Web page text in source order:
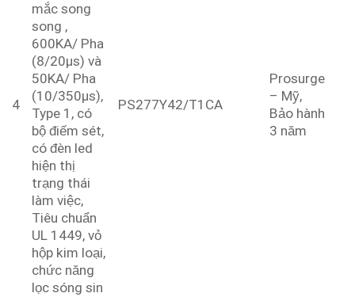
4
mắc song
song ,
600KA/ Pha
(8/20µs) và
50KA/ Pha
(10/350µs),
Type 1, có
bộ điếm sét,
có đèn led
hiện thị
trạng thái
làm việc,
Tiêu chuẩn
UL 1449, vỏ
hộp kim loại,
chức năng
lọc sóng sin
PS277Y42/T1CA
Prosurge
– Mỹ,
Bảo hành
3 năm